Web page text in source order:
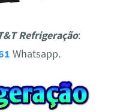
Refrigeração:
Whatsapp.